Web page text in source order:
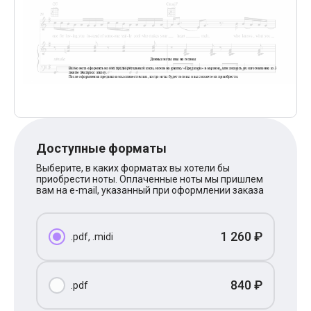
XOLIDAYBOY
Ваня Дмитриенко
Анна Герман
Полина Гагарина
Монеточка
Billie Eilish
Макс Корж
Алена Швец
Michael Jackson
Тима Белорусских
BEARWOLF
Олег Газманов
Юрий Шатунов
Доступные форматы
Выберите, в каких форматах вы хотели бы
приобрести ноты. Оплаченные ноты мы пришлем
вам на e-mail, указанный при оформлении заказа
.pdf, .midi 1 260 ₽
.pdf 840 ₽